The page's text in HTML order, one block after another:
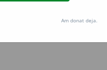
sute ș.a.m.d. și unitate)
Am donat deja.